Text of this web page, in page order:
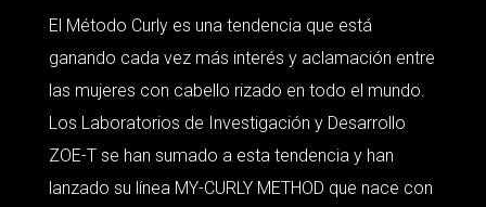
El Método Curly es una tendencia que está
ganando cada vez más interés y aclamación entre
las mujeres con cabello rizado en todo el mundo.
Los Laboratorios de Investigación y Desarrollo
ZOE-T se han sumado a esta tendencia y han
lanzado su línea MY-CURLY METHOD que nace con